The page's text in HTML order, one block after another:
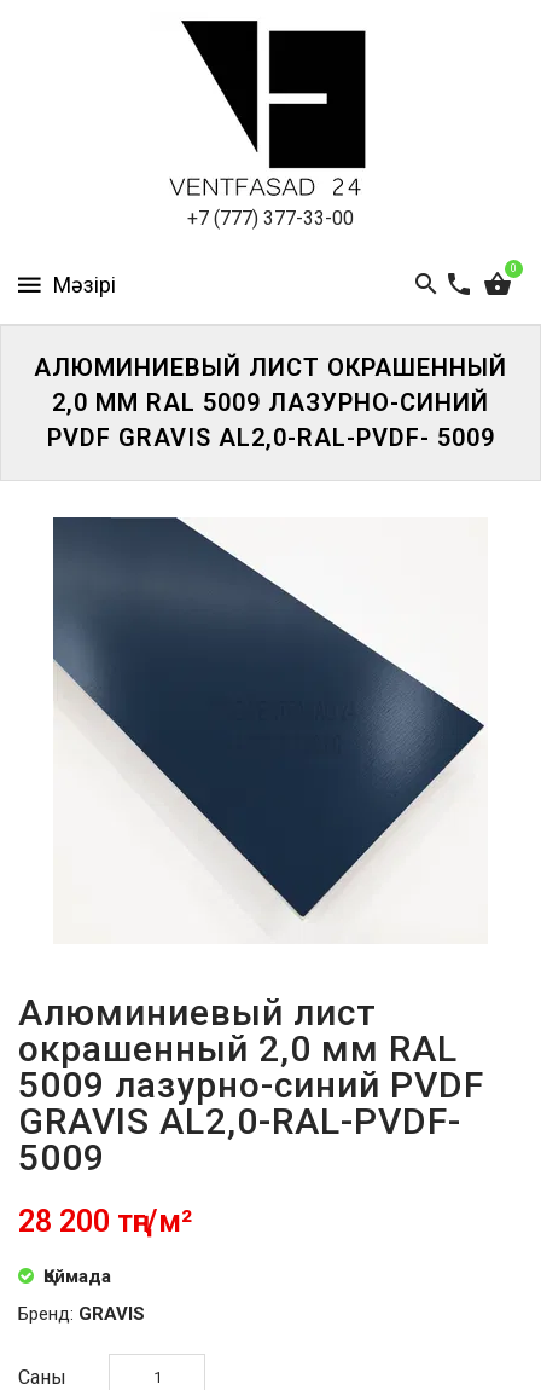
+7 (777) 377-33-00
0
ПАНЕЛИ
АЛЮМИНИЕВЫЙ ЛИСТ ОКРАШЕННЫЙ
2,0 ММ RAL 5009 ЛАЗУРНО-СИНИЙ
PVDF GRAVIS AL2,0-RAL-PVDF- 5009
Алюминиевый лист
окрашенный 2,0 мм RAL
5009 лазурно-синий PVDF
GRAVIS AL2,0-RAL-PVDF-
5009
28 200 тңг/м²
Қоймада
Бренд: GRAVIS
Саны